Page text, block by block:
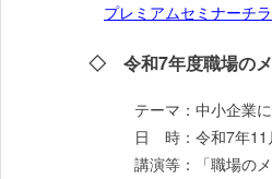
プレミアムセミナーチ
◇ 令和7年度職場のメ
テーマ：中小企業に
日 時：令和7年11月
講演等：「職場のメ